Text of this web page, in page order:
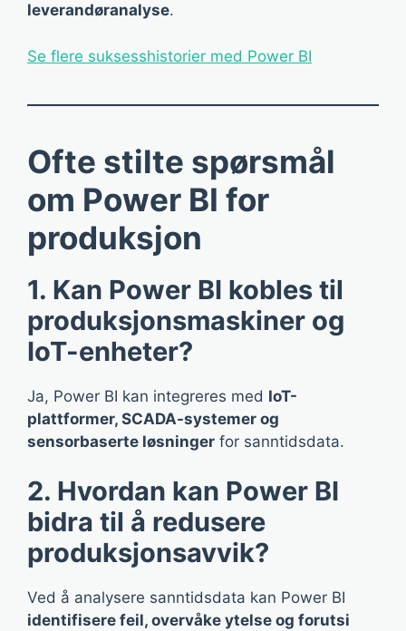
leverandøranalyse.
Se flere suksesshistorier med Power BI
Ofte stilte spørsmål
om Power BI for
produksjon
1. Kan Power BI kobles til
produksjonsmaskiner og
IoT-enheter?
Ja, Power BI kan integreres med IoT-
plattformer, SCADA-systemer og
sensorbaserte løsninger for sanntidsdata.
2. Hvordan kan Power BI
bidra til å redusere
produksjonsavvik?
Ved å analysere sanntidsdata kan Power BI
identifisere feil, overvåke ytelse og forutsi